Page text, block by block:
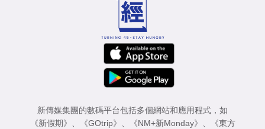
新傳媒集團的數碼平台包括多個網站和應用程式，如
《新假期》 、 《GOtrip》 、 《NM+新Monday》 、
《東方